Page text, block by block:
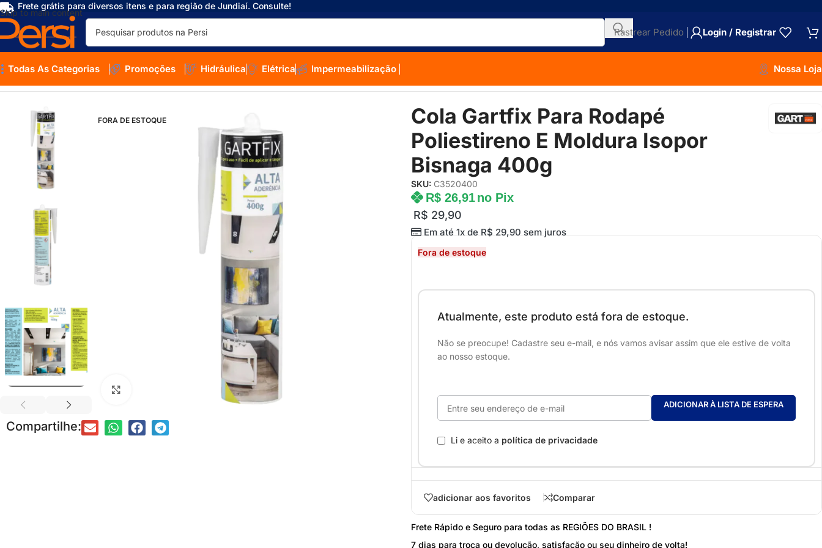
Skip to main content
Frete grátis para diversos itens e para região de Jundiaí. Consulte!
Rastrear Pedido Login / Registrar
Todas As Categorias Promoções Hidráulica Elétrica Impermeabilização Nossa Loja
Início Acabamentos Rodapés e Molduras /Colas para Rodapé Cola Gartfix Para Rodapé Poliestireno E Moldura Isopor Bisnaga 400g
FORA DE ESTOQUE
Compartilhe:
Cola Gartfix Para Rodapé
Poliestireno E Moldura Isopor
Bisnaga 400g
SKU: C3520400
R$ 29,90
Em até 1x deR$29,90sem juros
R$26,91 no Pix
Fora de estoque
Atualmente, este produto está fora de estoque.
Não se preocupe! Cadastre seu e-mail, e nós vamos avisar assim que ele estive de volta
ao nosso estoque.
ADICIONAR À LISTA DE ESPERA
Li e aceito a política de privacidade
adicionar aos favoritos Comparar
Frete Rápido e Seguro para todas as REGIÕES DO BRASIL !
7 dias para troca ou devolução, satisfação ou seu dinheiro de volta!